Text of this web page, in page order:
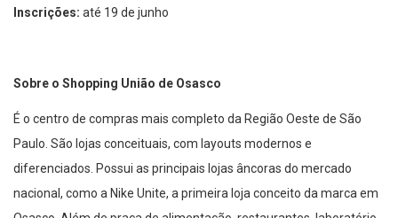
Inscrições: até 19 de junho
Sobre o Shopping União de Osasco
É o centro de compras mais completo da Região Oeste de São
Paulo. São lojas conceituais, com layouts modernos e
diferenciados. Possui as principais lojas âncoras do mercado
nacional, como a Nike Unite, a primeira loja conceito da marca em